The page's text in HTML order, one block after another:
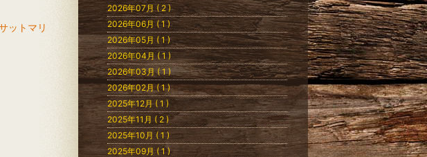
ットマリ
2026年07月 ( 2 )
2026年06月 ( 1 )
2026年05月 ( 1 )
2026年04月 ( 1 )
2026年03月 ( 1 )
2026年02月 ( 1 )
2025年12月 ( 1 )
2025年11月 ( 2 )
2025年10月 ( 1 )
2025年09月 ( 1 )